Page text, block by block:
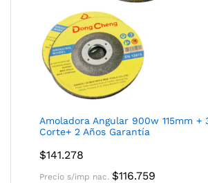
Amoladora Angular 900w 115mm +
Corte+ 2 Años Garantía
$141.278
Precio s/imp nac. $116.759